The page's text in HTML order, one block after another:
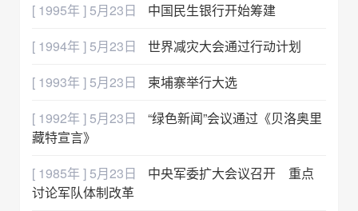
[ 1995年 ] 5月23日
中国民生银行开始筹建
[ 1994年 ] 5月23日
世界减灾大会通过行动计划
[ 1993年 ] 5月23日
柬埔寨举行大选
[ 1992年 ] 5月23日
“绿色新闻”会议通过《贝洛奥里
藏特宣言》
[ 1985年 ] 5月23日
中央军委扩大会议召开 重点
讨论军队体制改革